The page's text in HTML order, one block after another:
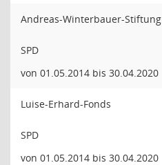
Andreas-Winterbauer-Stiftung
SPD
von 01.05.2014 bis 30.04.2020
Luise-Erhard-Fonds
SPD
von 01.05.2014 bis 30.04.2020